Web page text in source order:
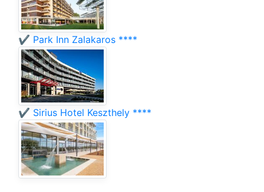
✔️ Park Inn Zalakaros ****
✔️ Sirius Hotel Keszthely ****